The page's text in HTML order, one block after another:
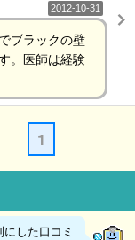
2012-10-31
ブラックの壁
。医師は経験
1
した口コミ